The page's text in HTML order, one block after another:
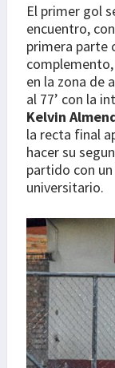
El primer gol
encuentro,
primera parte
en la zona de
al 77’ con la
Kelvin
la recta final
hacer su
partido con
universitario.